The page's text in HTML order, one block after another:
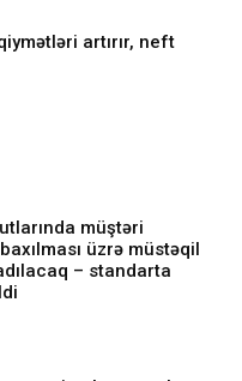
artırır, neft
müştəri
üzrə müstəqil
– standarta